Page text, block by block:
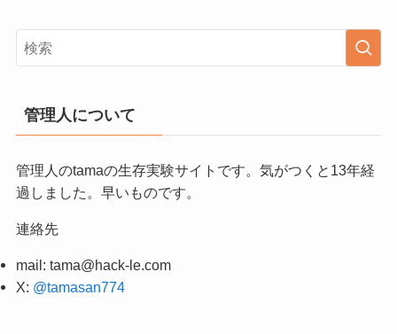
管理人について
管理人のtamaの生存実験サイトです。気がつくと13年経
過しました。早いものです。
連絡先
mail: tama@hack-le.com
X: @tamasan774